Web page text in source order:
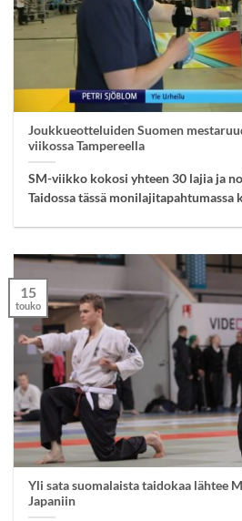
Joukkueotteluiden Suomen
viikossa Tampereella
SM-viikko kokosi yhteen 30 lajia ja
Taidossa tässä monilajitapahtumassa
Yli sata suomalaista taidokaa lähtee
Japaniin
15
touko